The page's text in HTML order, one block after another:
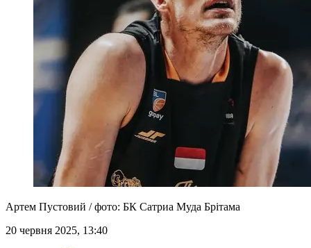
Артем Пустовий / фото: БК Сатриа Муда Брітама
20 червня 2025, 13:40